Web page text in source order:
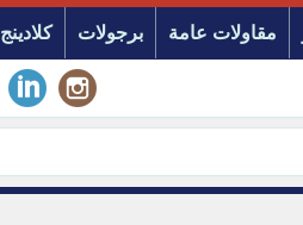
مقاولات عامة برجولات كلادينج